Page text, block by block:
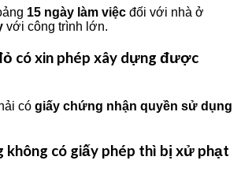
15 ngày làm việc đối với nhà ở
với công trình lớn.
có xin phép xây dựng được
có giấy chứng nhận quyền sử dụng
không có giấy phép thì bị xử phạt